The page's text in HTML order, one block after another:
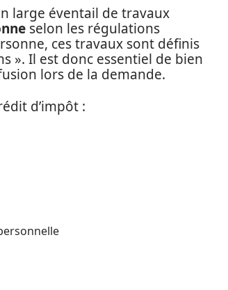
large éventail de travaux
selon les régulations
ces travaux sont définis
». Il est donc essentiel de bien
lors de la demande.
d’impôt :